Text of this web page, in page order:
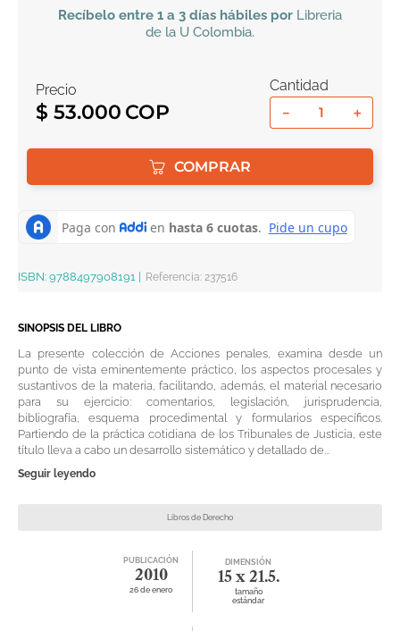
Recíbelo entre 1 a 3 días hábiles por Libreria
de la U Colombia.
Precio
$ 53.000
Cantidad
＋
－
COMPRAR
ISBN: 9788497908191 Referencia: 237516
SINOPSIS DEL LIBRO
La presente colección de Acciones penales, examina desde un
punto de vista eminentemente práctico, los aspectos procesales y
sustantivos de la materia, facilitando, además, el material necesario
para su ejercicio: comentarios, legislación, jurisprudencia,
bibliografía, esquema procedimental y formularios específicos.
Partiendo de la práctica cotidiana de los Tribunales de Justicia, este
título lleva a cabo un desarrollo sistemático y detallado de...
Seguir leyendo
Libros de Derecho
PUBLICACIÓN
2010
26 de enero
DIMENSIÓN
15 x 21.5.
tamaño
estándar